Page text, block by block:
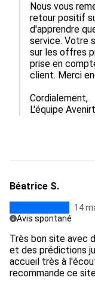
Nous vous
retour positif
d'apprendre
service. Votre
sur les offres
prise en
client. Merci
Cordialement,
L'équipe
Béatrice S.
14
Avis spontané
Très bon site avec
et des prédictions
accueil très à
recommande ce